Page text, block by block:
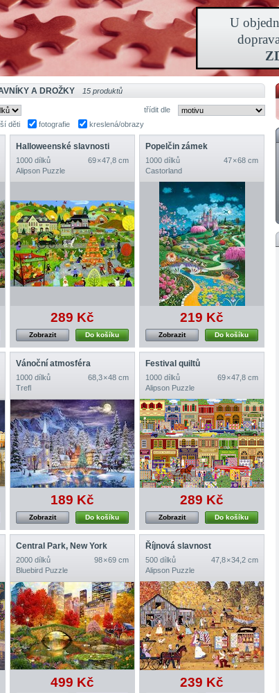
A DROŽKY 15 produktů
třídit dle
děti fotografie kreslená/obrazy
Halloweenské slavnosti
1000 dílků
69 × 47,8 cm
Alipson Puzzle
289 Kč
Do košíku
Zobrazit
Popelčin zámek
1000 dílků
47 × 68 cm
Castorland
219 Kč
Do košíku
Zobrazit
Vánoční atmosféra
1000 dílků
68,3 × 48 cm
Trefl
189 Kč
Do košíku
Zobrazit
Festival quiltů
1000 dílků
69 × 47,8 cm
Alipson Puzzle
289 Kč
Do košíku
Zobrazit
Central Park, New York
2000 dílků
98 × 69 cm
Bluebird Puzzle
499 Kč
Říjnová slavnost
500 dílků
47,8 × 34,2 cm
Alipson Puzzle
239 Kč